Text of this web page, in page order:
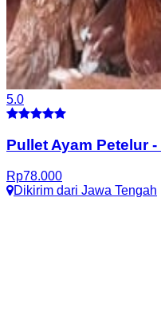
5.0
Pullet Ayam Petelur-
Rp78.000
Dikirim dari Jawa Tengah